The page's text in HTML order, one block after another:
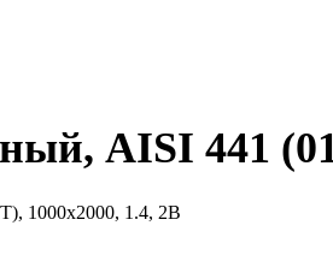
AISI 441
1000х2000, 1.4, 2B